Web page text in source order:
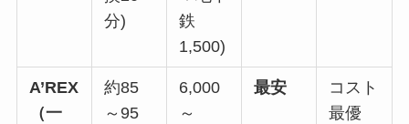
分)
鉄
1,500)
A’REX
（一
約85
～95
6,000
～
最安
コスト
最優